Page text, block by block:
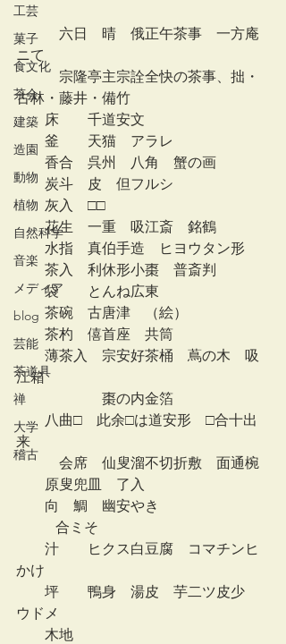
工芸
菓子
食文化
茶会
建築
造園
動物
植物
自然科学
音楽
メディア
blog
芸能
茶道具
禅
大学
稽古
六日　晴　俄正午茶事　一方庵
ニて
宗隆亭主宗詮全快の茶事、拙・
古林・藤井・備竹
床　    千道安文
釜　    天猫　アラレ
香合　呉州　八角　蟹の画
炭斗　皮　但フルシ
灰入　□□
花生　一重　吸江斎　銘鶴
水指　真伯手造　ヒヨウタン形
茶入　利休形小棗　普斎判
袋　    とんね広東
茶碗　古唐津　（絵）
茶杓　僖首座　共筒
薄茶入　宗安好茶桶　蔦の木　吸
江箱
棗の内金箔
八曲□　此余□は道安形　□合十出
来
会席　仙叟溜不切折敷　面通椀
原叟兜皿　了入
向　鯛　幽安やき
合ミそ
汁　    ヒクス白豆腐　コマチンヒ
かけ
坪　    鴨身　湯皮　芋二ツ皮少
ウドメ
木地